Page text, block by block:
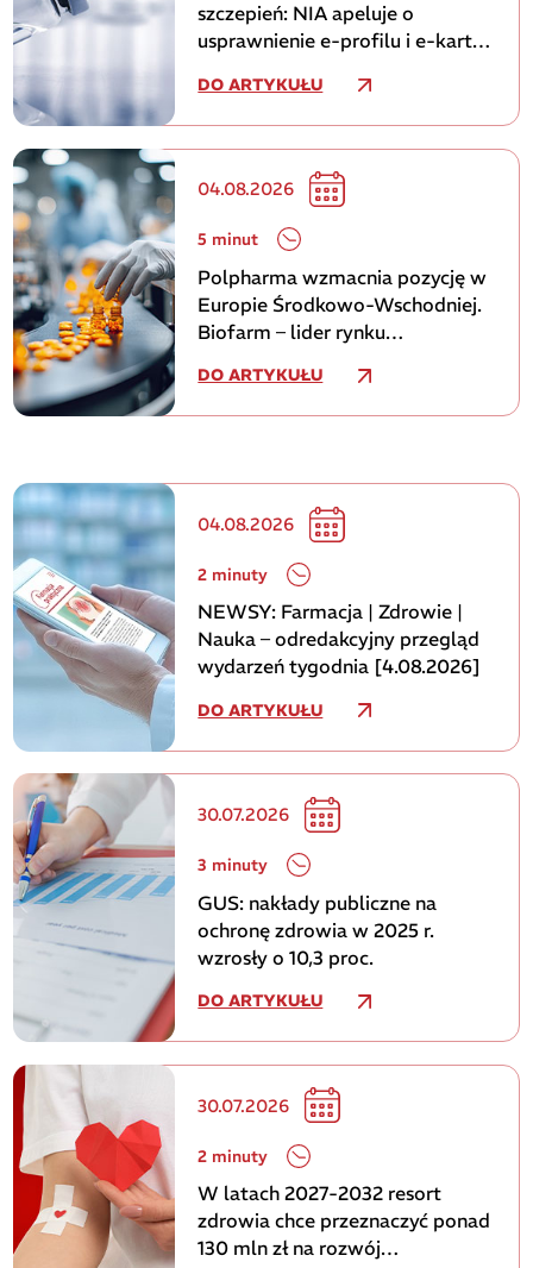
szczepień: NIA apeluje o
usprawnienie e-profilu i e-karty
DO ARTYKUŁU
04.08.2026
5 minut
Polpharma wzmacnia pozycję w
Europie Środkowo-Wschodniej.
Biofarm – lider rynku
DO ARTYKUŁU
04.08.2026
2 minuty
NEWSY: Farmacja | Zdrowie |
Nauka – odredakcyjny przegląd
wydarzeń tygodnia [4.08.2026]
DO ARTYKUŁU
30.07.2026
3 minuty
GUS: nakłady publiczne na
ochronę zdrowia w 2025 r.
wzrosły o 10,3 proc.
DO ARTYKUŁU
30.07.2026
2 minuty
W latach 2027-2032 resort
zdrowia chce przeznaczyć ponad
130 mln zł na rozwój